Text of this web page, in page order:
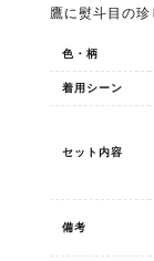
鷹に熨斗目の珍
色・柄
着用シーン
セット内容
備考